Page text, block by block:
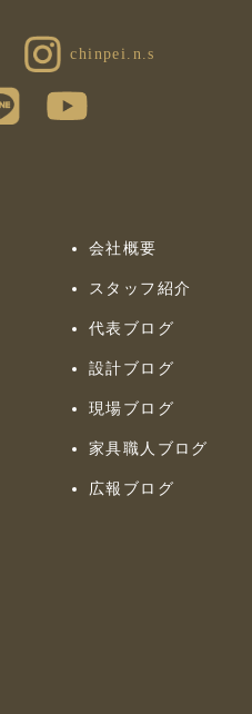
chinpei.n.s
会社概要
スタッフ紹介
代表ブログ
設計ブログ
現場ブログ
家具職人ブログ
広報ブログ